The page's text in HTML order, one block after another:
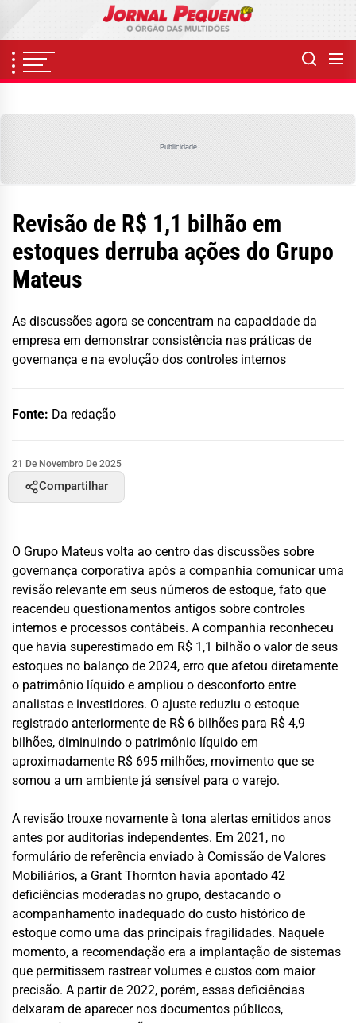
content
Publicidade
Revisão de R$ 1,1 bilhão em
estoques derruba ações do Grupo
Mateus
As discussões agora se concentram na capacidade da
empresa em demonstrar consistência nas práticas de
governança e na evolução dos controles internos
Fonte: Da redação
21 De Novembro De 2025
Compartilhar
O Grupo Mateus volta ao centro das discussões sobre
governança corporativa após a companhia comunicar uma
revisão relevante em seus números de estoque, fato que
reacendeu questionamentos antigos sobre controles
internos e processos contábeis. A companhia reconheceu
que havia superestimado em R$ 1,1 bilhão o valor de seus
estoques no balanço de 2024, erro que afetou diretamente
o patrimônio líquido e ampliou o desconforto entre
analistas e investidores. O ajuste reduziu o estoque
registrado anteriormente de R$ 6 bilhões para R$ 4,9
bilhões, diminuindo o patrimônio líquido em
aproximadamente R$ 695 milhões, movimento que se
somou a um ambiente já sensível para o varejo.
A revisão trouxe novamente à tona alertas emitidos anos
antes por auditorias independentes. Em 2021, no
formulário de referência enviado à Comissão de Valores
Mobiliários, a Grant Thornton havia apontado 42
deficiências moderadas no grupo, destacando o
acompanhamento inadequado do custo histórico de
estoque como uma das principais fragilidades. Naquele
momento, a recomendação era a implantação de sistemas
que permitissem rastrear volumes e custos com maior
precisão. A partir de 2022, porém, essas deficiências
deixaram de aparecer nos documentos públicos,